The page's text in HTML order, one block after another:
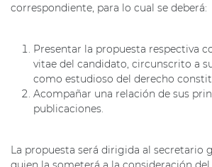
correspondiente, para lo cual se deberá:
Presentar la propuesta respectiva
vitae del candidato, circunscrito a
como estudioso del derecho
Acompañar una relación de sus
publicaciones.
La propuesta será dirigida al secretario